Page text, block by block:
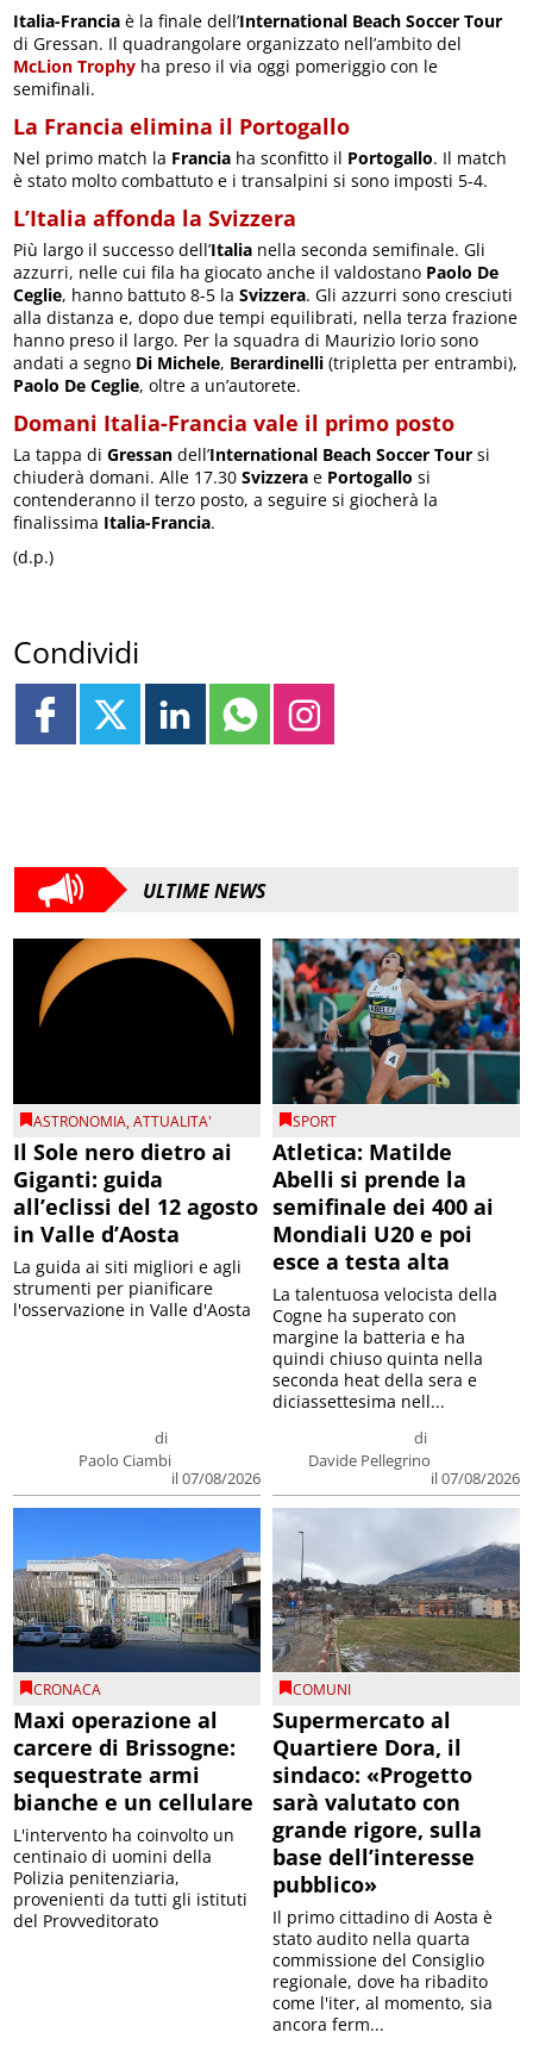
Italia-Francia è la finale dell’International Beach Soccer Tour
di Gressan. Il quadrangolare organizzato nell’ambito del
McLion Trophy ha preso il via oggi pomeriggio con le
semifinali.
La Francia elimina il Portogallo
Nel primo match la Francia ha sconfitto il Portogallo. Il match
è stato molto combattuto e i transalpini si sono imposti 5-4.
L’Italia affonda la Svizzera
Più largo il successo dell’Italia nella seconda semifinale. Gli
azzurri, nelle cui fila ha giocato anche il valdostano Paolo De
Ceglie, hanno battuto 8-5 laSvizzera. Gli azzurri sono cresciuti
alla distanza e, dopo due tempi equilibrati, nella terza frazione
hanno preso il largo. Per la squadra di Maurizio Iorio sono
andati a segno Di Michele, Berardinelli (tripletta per entrambi),
Paolo De Ceglie, oltre a un’autorete.
Domani Italia-Francia vale il primo posto
La tappa diGressan dell’International Beach Soccer Tour si
chiuderà domani. Alle 17.30Svizzera e Portogallo si
contenderanno il terzo posto, a seguire si giocherà la
finalissima Italia-Francia.
(d.p.)
Condividi
ULTIME NEWS
ASTRONOMIA,ATTUALITA'
Il Sole nero dietro ai
Giganti: guida
all’eclissi del 12 agosto
in Valle d’Aosta
di
Paolo Ciambi
il 07/08/2026
La guida ai siti migliori e agli
strumenti per pianificare
l'osservazione in Valle d'Aosta
SPORT
Atletica: Matilde
Abelli si prende la
semifinale dei 400 ai
Mondiali U20 e poi
esce a testa alta
di
Davide Pellegrino
il 07/08/2026
La talentuosa velocista della
Cogne ha superato con
margine la batteria e ha
quindi chiuso quinta nella
seconda heat della sera e
diciassettesima nell...
CRONACA
Maxi operazione al
carcere di Brissogne:
sequestrate armi
bianche e un cellulare
L'intervento ha coinvolto un
centinaio di uomini della
Polizia penitenziaria,
provenienti da tutti gli istituti
del Provveditorato
COMUNI
Supermercato al
Quartiere Dora, il
sindaco: «Progetto
sarà valutato con
grande rigore, sulla
base dell’interesse
pubblico»
Il primo cittadino di Aosta è
stato audito nella quarta
commissione del Consiglio
regionale, dove ha ribadito
come l'iter, al momento, sia
ancora ferm...